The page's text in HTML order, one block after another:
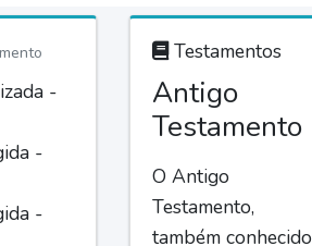
-
-
-
Testamentos
Antigo
Testamento
O Antigo
Testamento,
também conhecido